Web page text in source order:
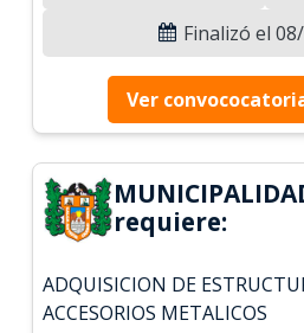
Finalizó el
Ver
requiere:
ADQUISICION DE
ACCESORIOS METALICOS